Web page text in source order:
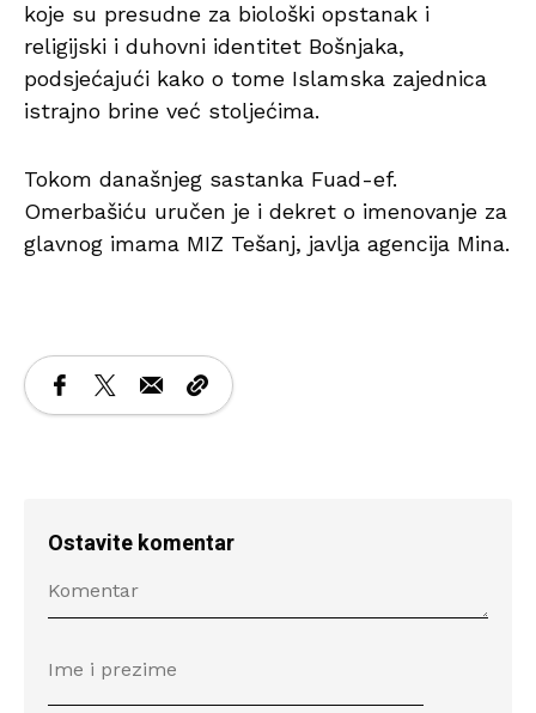
koje su presudne za biološki opstanak i
religijski i duhovni identitet Bošnjaka,
podsjećajući kako o tome Islamska zajednica
istrajno brine već stoljećima.
Tokom današnjeg sastanka Fuad-ef.
Omerbašiću uručen je i dekret o imenovanje za
glavnog imama MIZ Tešanj, javlja agencija Mina.
Ostavite komentar